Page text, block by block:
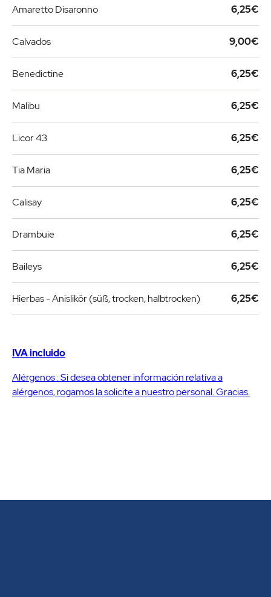
Amaretto Disaronno 6,25€
Calvados 9,00€
Benedictine 6,25€
Malibu 6,25€
Licor 43 6,25€
Tia Maria 6,25€
Calisay 6,25€
Drambuie 6,25€
Baileys 6,25€
Hierbas - Anislikör (süß, trocken, halbtrocken) 6,25€
IVA incluido
Alérgenos : Si desea obtener información relativa a
alérgenos, rogamos la solicite a nuestro personal. Gracias.